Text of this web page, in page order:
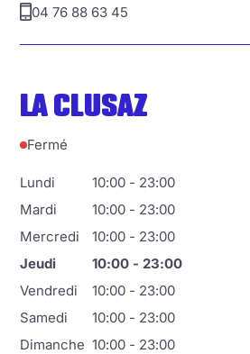
04 76 88 63 45
LA CLUSAZ
Fermé
Lundi
10:00 - 23:00
Mardi
10:00 - 23:00
Mercredi
10:00 - 23:00
Jeudi
10:00 - 23:00
Vendredi
10:00 - 23:00
Samedi
10:00 - 23:00
Dimanche 10:00 - 23:00